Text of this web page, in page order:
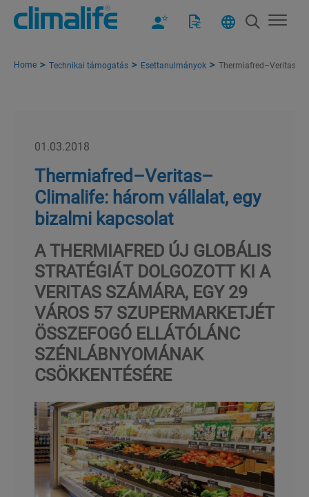
Home Technikai támogatás Esettanulmányok
01.03.2018
Thermiafred–Veritas–
Climalife: három vállalat, egy
bizalmi kapcsolat
A THERMIAFRED ÚJ GLOBÁLIS
STRATÉGIÁT DOLGOZOTT KI A
VERITAS SZÁMÁRA, EGY 29
VÁROS 57 SZUPERMARKETJÉT
ÖSSZEFOGÓ ELLÁTÓLÁNC
SZÉNLÁBNYOMÁNAK
CSÖKKENTÉSÉRE